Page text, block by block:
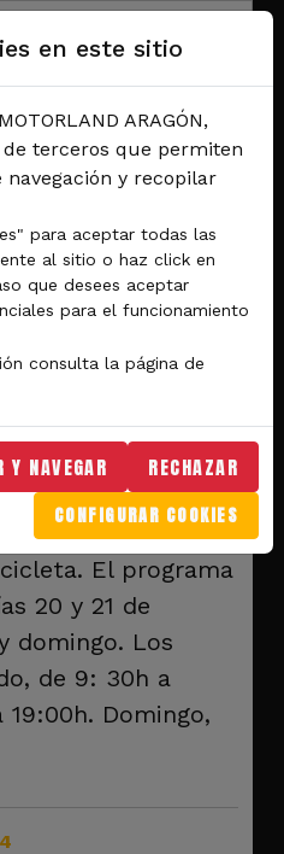
en MotorLand Aragón
y
en
organiza un curso
prácticas para
El programa
20 y 21 de
domingo. Los
de 9: 30h a
19:00h. Domingo,
en este sitio
ARAGÓN,
terceros que permiten
y recopilar
para aceptar todas las
al sitio o haz click en
que desees aceptar
para el funcionamiento
consulta la página de
Y NAVEGAR RECHAZAR
CONFIGURAR COOKIES